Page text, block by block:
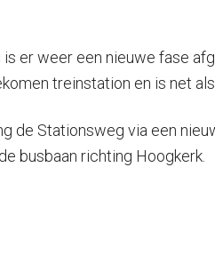
er weer een nieuwe fase
treinstation en is net
de Stationsweg via een
busbaan richting Hoogkerk.